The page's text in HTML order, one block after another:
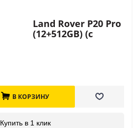
Land Rover P20 Pro
(12+512GB) (с
В КОРЗИНУ
Купить в 1 клик